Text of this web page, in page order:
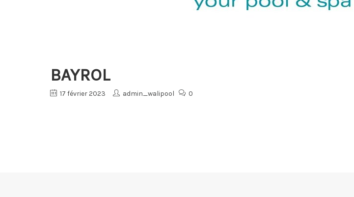
BAYROL
17 février 2023 admin_walipool 0